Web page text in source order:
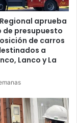
aprueba
de presupuesto
de carros
a
Lanco y La